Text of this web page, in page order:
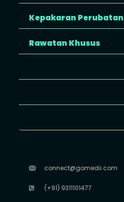
Kepakaran Perubatan
Rawatan Khusus
connect@gomedii.com
(+91) 9311101477